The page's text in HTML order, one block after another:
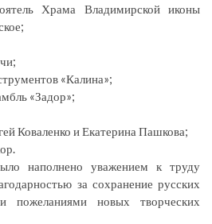
Храма Владимирской иконы
«Калина»;
«Задор»;
Коваленко и Екатерина Пашкова;
наполнено уважением к труду
за сохранение русских
пожеланиями новых творческих